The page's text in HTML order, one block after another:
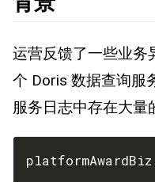
运营反馈了一些业务
个 Doris 数据查询服
服务日志中存在大量